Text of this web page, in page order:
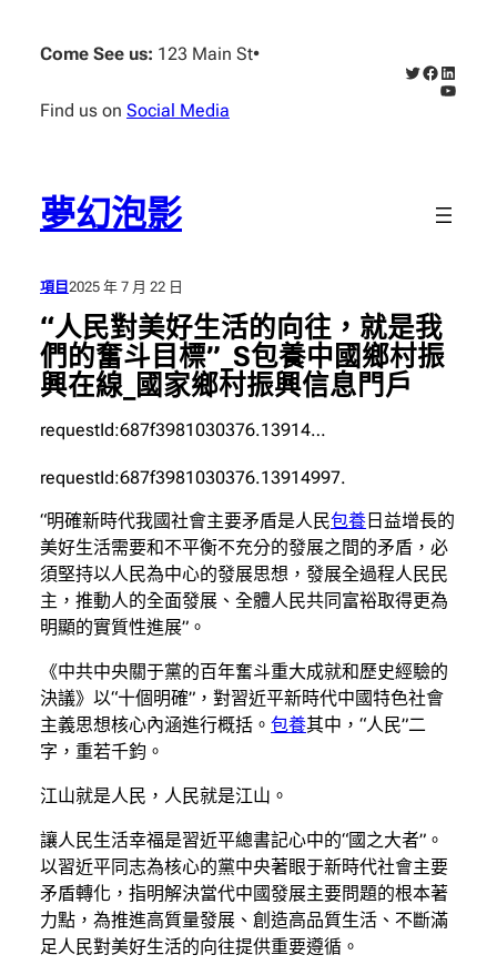
Come See us: 123 Main St•
Find us on Social Media
X Facebook
夢幻泡影
項目 2025 年 7 月 22 日
“人民對美好生活的向往，就是我
們的奮斗目標”_S包養中國鄉村振
興在線_國家鄉村振興信息門戶
requestId:687f3981030376.13914…
requestId:687f3981030376.13914997.
“明確新時代我國社會主要矛盾是人民包養 日益增長的
美好生活需要和不平衡不充分的發展之間的矛盾，必
須堅持以人民為中心的發展思想，發展全過程人民民
主，推動人的全面發展、全體人民共同富裕取得更為
明顯的實質性進展”。
《中共中央關于黨的百年奮斗重大成就和歷史經驗的
決議》以“十個明確”，對習近平新時代中國特色社會
主義思想核心內涵進行概括。 包養其中，“人民”二
字，重若千鈞。
江山就是人民，人民就是江山。
讓人民生活幸福是習近平總書記心中的“國之大者”。
以習近平同志為核心的黨中央著眼于新時代社會主要
矛盾轉化，指明解決當代中國發展主要問題的根本著
力點，為推進高質量發展、創造高品質生活、不斷滿
足人民對美好生活的向往提供重要遵循。